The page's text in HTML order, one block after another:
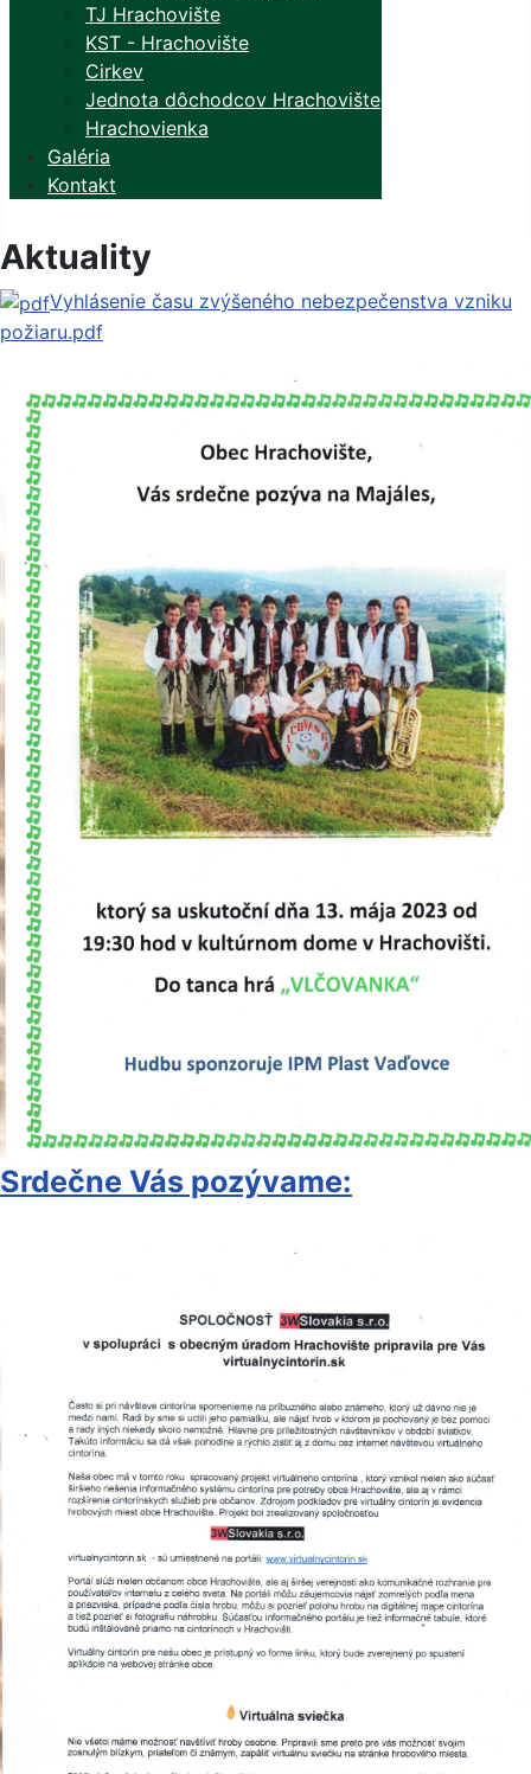
TJ Hrachovište
KST - Hrachovište
Cirkev
Jednota dôchodcov Hrachovište
Hrachovienka
Galéria
Kontakt
Aktuality
Vyhlásenie času zvýšeného nebezpečenstva vzniku
požiaru.pdf
Srdečne Vás pozývame: